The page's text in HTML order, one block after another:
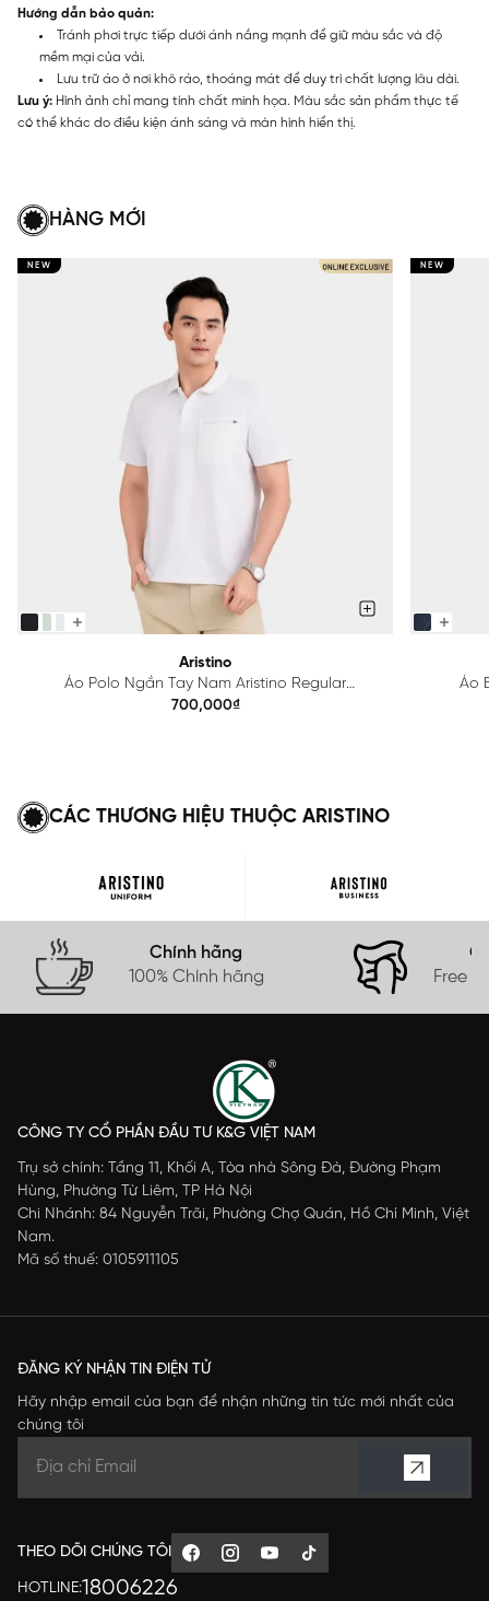
Hướng dẫn bảo quản:
Tránh phơi trực tiếp dưới ánh nắng mạnh để giữ màu sắc và độ
mềm mại của vải.
Lưu trữ áo ở nơi khô ráo, thoáng mát để duy trì chất lượng lâu dài.
Lưu ý: Hình ảnh chỉ mang tính chất minh họa. Màu sắc sản phẩm thực tế
có thể khác do điều kiện ánh sáng và màn hình hiển thị.
HÀNG MỚI
NEW
Aristino
Áo Polo Ngắn Tay Nam Aristino Regular
APS615EDP01
700,000₫
NEW
Áo
CÁC THƯƠNG HIỆU THUỘC ARISTINO
Chính hãng
100% Chính hãng
Free
CÔNG TY CỔ PHẦN ĐẦU TƯ K&G VIỆT NAM
Trụ sở chính: Tầng 11, Khối A, Tòa nhà Sông Đà, Đường Phạm
Hùng, Phường Từ Liêm, TP Hà Nội
Chi Nhánh: 84 Nguyễn Trãi, Phường Chợ Quán, Hồ Chí Minh, Việt
Nam.
Mã số thuế: 0105911105
ĐĂNG KÝ NHẬN TIN ĐIỆN TỬ
Hãy nhập email của bạn để nhận những tin tức mới nhất của
chúng tôi
THEO DÕI CHÚNG TÔI
HOTLINE:18006226